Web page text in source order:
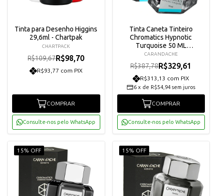
Tinta para Desenho Higgins
29,6ml - Chartpak
CHARTPACK
R$109,67R$98,70
R$93,77 com PIX
COMPRAR
Consulte-nos pelo WhatsApp
Tinta Caneta Tinteiro
Chromatics Hypnotic
Turquoise 50 ML
Carandache 8011191
CARANDACHE
R$387,78R$329,61
R$313,13 com PIX
6 x de R$54,94 sem juros
COMPRAR
Consulte-nos pelo WhatsApp
15% OFF 15% OFF